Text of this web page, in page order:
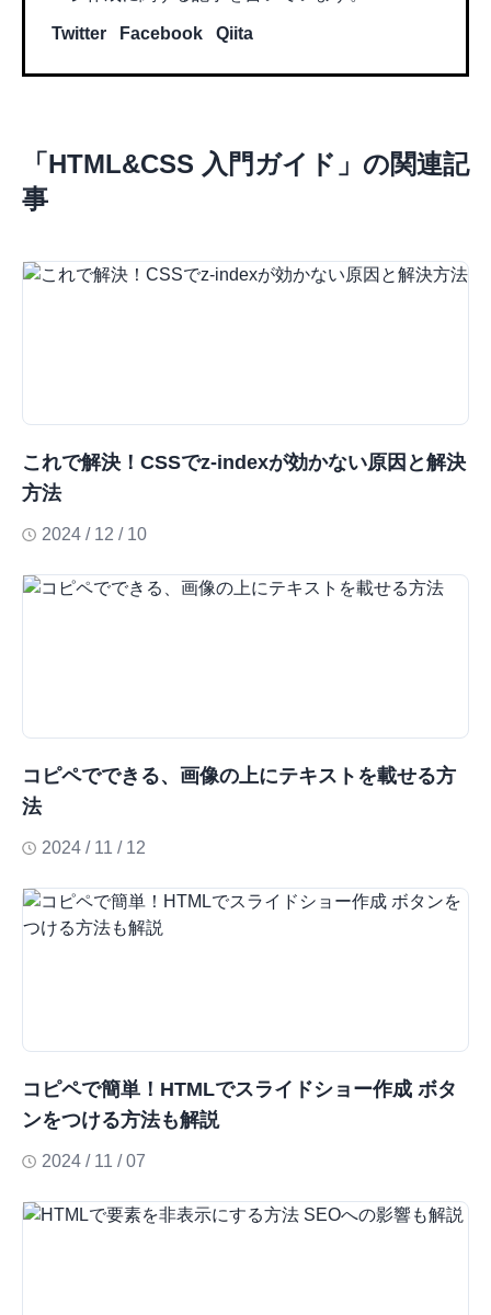
Twitter Facebook Qiita
「HTML&CSS 入門ガイド 」の関連記
事
これで解決！CSSでz-indexが効かない原因と解決
方法
2024 / 12 / 10
コピペでできる、画像の上にテキストを載せる方
法
2024 / 11 / 12
コピペで簡単！HTMLでスライドショー作成 ボタ
ンをつける方法も解説
2024 / 11 / 07